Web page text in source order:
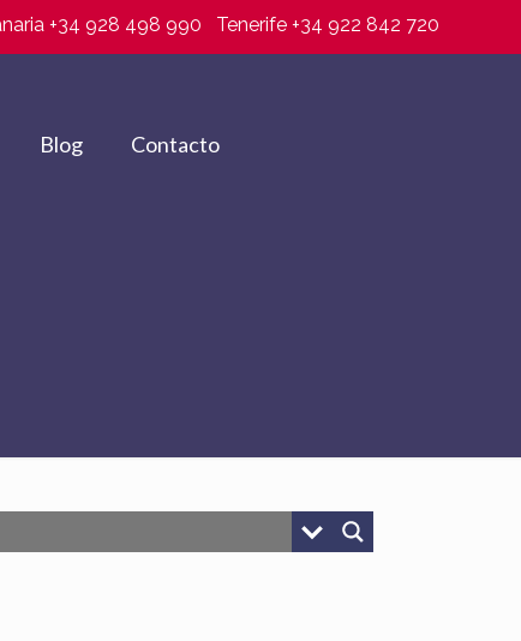
+34 928 498 990 Tenerife +34 922 842 720
Blog Contacto